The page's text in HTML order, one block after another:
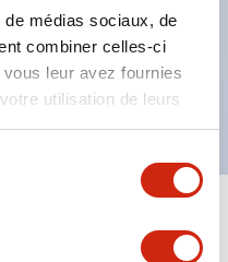
médias sociaux, de
combiner celles-ci
leur avez fournies
utilisation de leurs
génération :
garde intégrée,
doigts IP20.
Tout développer+